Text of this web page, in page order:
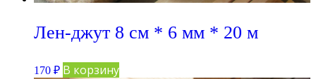
Лен-джут 8 см * 6 мм * 20 м
170 ₽ В корзину